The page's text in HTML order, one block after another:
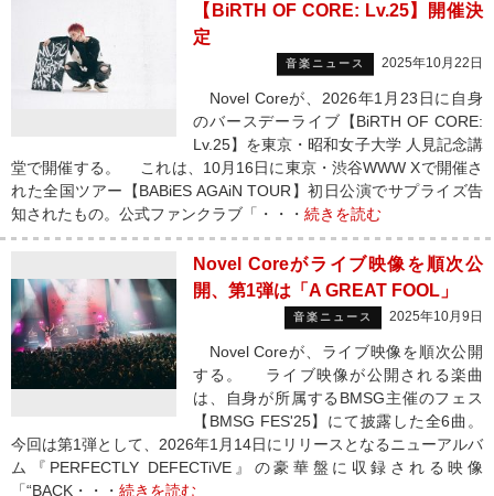
【BiRTH OF CORE: Lv.25】開催決
定
音楽ニュース 2025年10月22日
Novel Coreが、2026年1月23日に自身
のバースデーライブ【BiRTH OF CORE:
Lv.25】を東京・昭和女子大学 人見記念講
堂で開催する。 これは、10月16日に東京・渋谷WWW Xで開催さ
れた全国ツアー【BABiES AGAiN TOUR】初日公演でサプライズ告
知されたもの。公式ファンクラブ「・・・ 続きを読む
Novel Coreがライブ映像を順次公
開、第1弾は「A GREAT FOOL」
音楽ニュース 2025年10月9日
Novel Coreが、ライブ映像を順次公開
する。 ライブ映像が公開される楽曲
は、自身が所属するBMSG主催のフェス
【BMSG FES'25】にて披露した全6曲。
今回は第1弾として、2026年1月14日にリリースとなるニューアルバ
ム『PERFECTLY DEFECTiVE』の豪華盤に収録される映像
「“BACK・・・ 続きを読む